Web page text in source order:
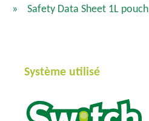
Safety Data Sheet 1L pouch
Système utilisé